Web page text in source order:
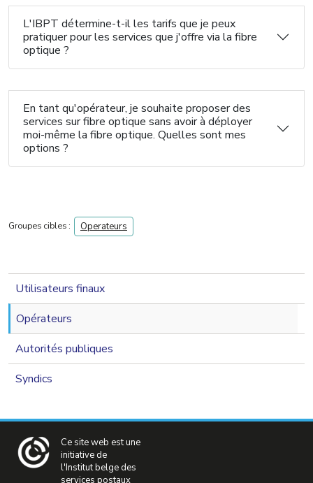
L'IBPT détermine-t-il les tarifs que je peux
pratiquer pour les services que j'offre via la fibre
optique ?
En tant qu'opérateur, je souhaite proposer des
services sur fibre optique sans avoir à déployer
moi-même la fibre optique. Quelles sont mes
options ?
Groupes cibles : Operateurs
navigation 2nd level
Utilisateurs finaux
Opérateurs
Autorités publiques
Syndics
Ce site web est une
initiative de
l'Institut belge des
services postaux